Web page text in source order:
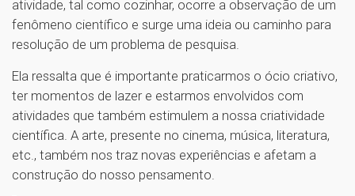
atividade, tal como cozinhar, ocorre a observação de um
fenômeno científico e surge uma ideia ou caminho para
resolução de um problema de pesquisa.
Ela ressalta que é importante praticarmos o ócio criativo,
ter momentos de lazer e estarmos envolvidos com
atividades que também estimulem a nossa criatividade
científica. A arte, presente no cinema, música, literatura,
etc., também nos traz novas experiências e afetam a
construção do nosso pensamento.